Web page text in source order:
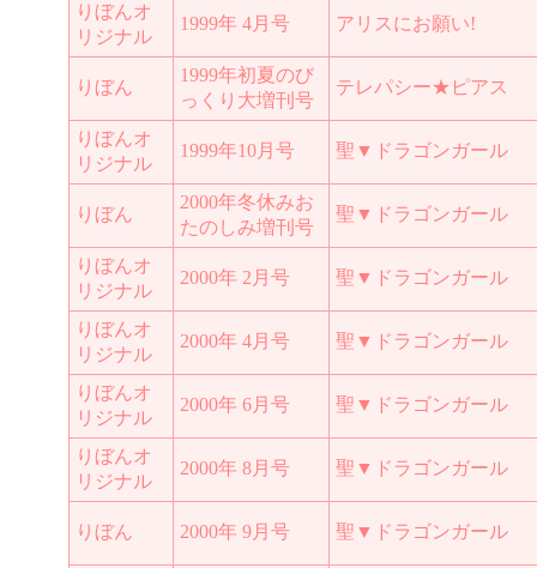
りぼんオ
リジナル
1999年 4月号 アリスにお願い!
りぼん
1999年初夏のび
っくり大増刊号
テレパシー★ピアス
りぼんオ
リジナル
1999年10月号 聖▼ドラゴンガール
りぼん
2000年冬休みお
たのしみ増刊号
聖▼ドラゴンガール
りぼんオ
リジナル
2000年 2月号 聖▼ドラゴンガール
りぼんオ
リジナル
2000年 4月号 聖▼ドラゴンガール
りぼんオ
リジナル
2000年 6月号 聖▼ドラゴンガール
りぼんオ
リジナル
2000年 8月号 聖▼ドラゴンガール
りぼん 2000年 9月号 聖▼ドラゴンガール